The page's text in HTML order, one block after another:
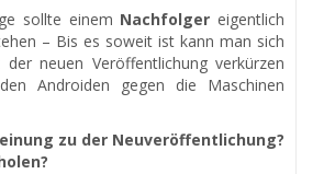
sollte einem Nachfolger eigentlich
– Bis es soweit ist kann man sich
neuen Veröffentlichung verkürzen
Androiden gegen die Maschinen
zu der Neuveröffentlichung?